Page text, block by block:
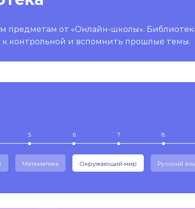
предметам от «Онлайн-школы».
контрольной и вспомнить прошлые темы.
5 6 7 8
Математика Окружающий мир Русский